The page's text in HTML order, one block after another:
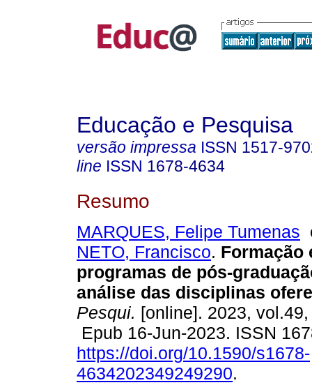
Educação e Pesquisa
versão impressa ISSN 1517-
line ISSN 1678-4634
Resumo
MARQUES, Felipe Tumenas
NETO, Francisco. Formação
programas de pós-
análise das disciplinas
Pesqui. [online]. 2023,
Epub 16-Jun-2023. ISSN
https://doi.org/10.1590/s1678-
4634202349249290.